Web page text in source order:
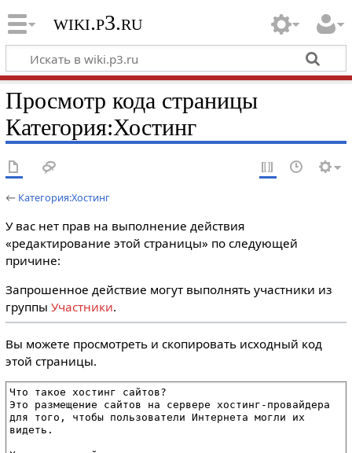
wiki.p3.ru
Просмотр кода страницы
Категория:Хостинг
← Категория:Хостинг
У вас нет прав на выполнение действия
«редактирование этой страницы» по следующей
причине:
Запрошенное действие могут выполнять участники из
группы Участники.
Вы можете просмотреть и скопировать исходный код
этой страницы.